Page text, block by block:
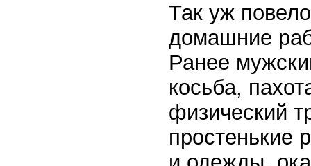
Так уж
домашние
Ранее
косьба,
физический
простенькие